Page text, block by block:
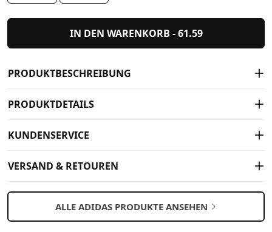
IN DEN WARENKORB -61.59
PRODUKTBESCHREIBUNG
PRODUKTDETAILS
KUNDENSERVICE
VERSAND & RETOUREN
ALLE ADIDAS PRODUKTE ANSEHEN